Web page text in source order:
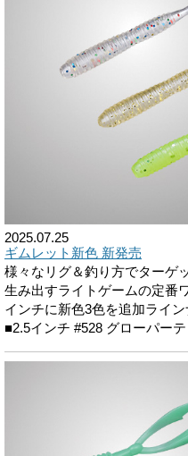
2025.07.25
ギムレット新色 新発売
様々なリグ＆釣り方でターゲ
生み出すライトゲームの定番
インチに新色3色を追加ライ
■2.5インチ #528 グローパー